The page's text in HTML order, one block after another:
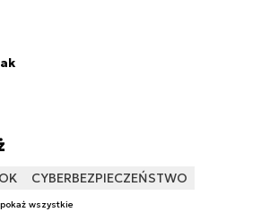
CYBERBEZPIECZEŃSTWO
pokaż wszystkie